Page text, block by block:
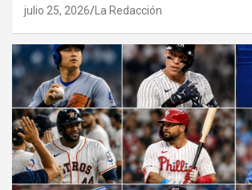
julio 25, 2026 La Redacción